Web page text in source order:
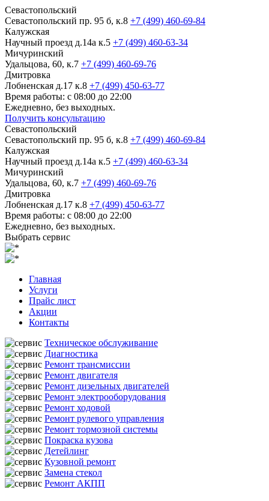
Севастопольский
Севастопольский пр. 95 б, к.8 +7 (499) 460-69-84
Калужская
Научный проезд д.14а к.5 +7 (499) 460-63-34
Мичуринский
Удальцова, 60, к.7 +7 (499) 460-69-76
Дмитровка
Лобненская д.17 к.8 +7 (499) 450-63-77
Время работы: с 08:00 до 22:00
Ежедневно, без выходных.
Получить консультацию
Севастопольский
Севастопольский пр. 95 б, к.8 +7 (499) 460-69-84
Калужская
Научный проезд д.14а к.5 +7 (499) 460-63-34
Мичуринский
Удальцова, 60, к.7 +7 (499) 460-69-76
Дмитровка
Лобненская д.17 к.8 +7 (499) 450-63-77
Время работы: с 08:00 до 22:00
Ежедневно, без выходных.
Выбрать сервис
Главная
Услуги
Прайс лист
Акции
Контакты
Техническое обслуживание
Диагностика
Ремонт трансмиссии
Ремонт двигателя
Ремонт дизельных двигателей
Ремонт электрооборудования
Ремонт ходовой
Ремонт рулевого управления
Ремонт тормозной системы
Покраска кузова
Детейлинг
Кузовной ремонт
Замена стекол
Ремонт АКПП